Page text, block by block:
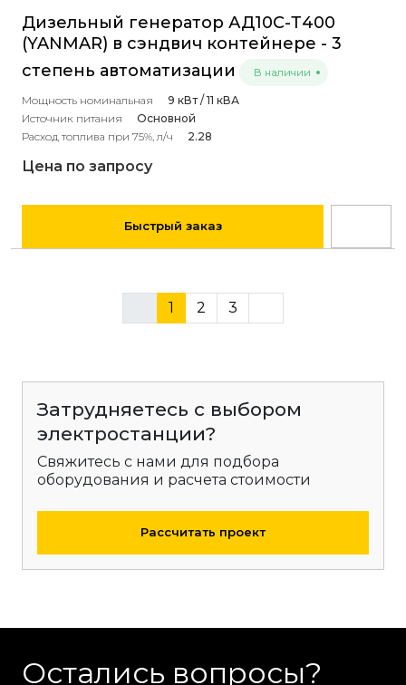
Дизельный генератор АД10С-Т400
(YANMAR) в сэндвич контейнере - 3
степень автоматизации
В наличии
Мощность номинальная
9 кВт / 11 кВА
Источник питания
Основной
Расход топлива при 75%, л/ч
2.28
Цена по запросу
Быстрый заказ
1 2 3
Затрудняетесь с выбором
электростанции?
Свяжитесь с нами для подбора
оборудования и расчета стоимости
Рассчитать проект
Остались вопросы?